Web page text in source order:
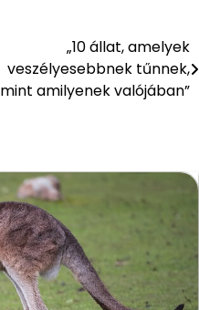
„10 állat, amelyek
veszélyesebbnek tűnnek,
mint amilyenek valójában”